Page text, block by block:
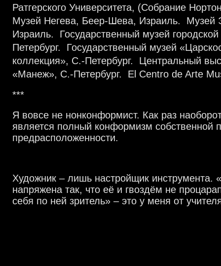
Ратгерского Университета, (Собрание
Музей Негева, Беер-Шева, Израиль. Музей
Израиль. Государственный музей
Петербург. Государственный музей
коллекция», С.-Петербург. Центральный
«Манеж», С.-Петербург. El Centro de Arte
***
Я вовсе не нонконформист. Как раз
является полный конформизм собственной
предрасположенности.
Художник – лишь настройщик инструмента.
напряжена так, что её и гвоздём не
себя по ней зритель» – это у меня от